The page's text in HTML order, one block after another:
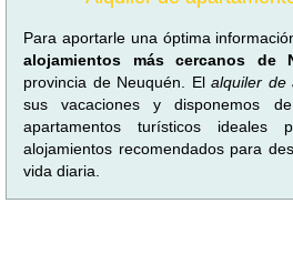
Para aportarle una óptima
alojamientos más cercanos de
provincia de Neuquén. Elalquiler de
sus vacaciones y disponemos
apartamentos turísticos ideales
alojamientos recomendados para
vida diaria.